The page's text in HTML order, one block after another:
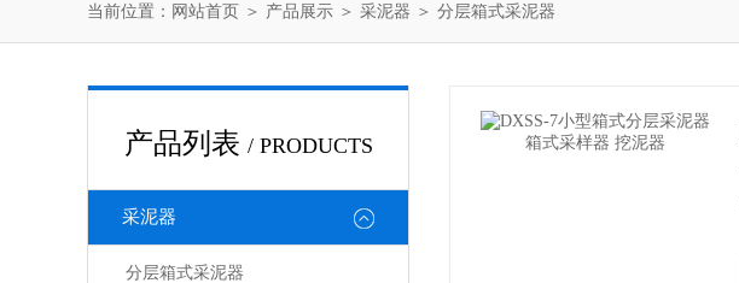
当前位置： 网站首页 ＞ 产品展示 ＞ 采泥器 ＞ 分层箱式采泥器
产品列表 / PRODUCTS
采泥器
分层箱式采泥器